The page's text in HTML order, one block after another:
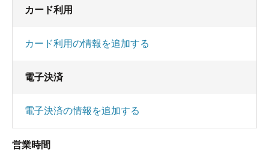
カード利用
カード利用の情報を追加する
電子決済
電子決済の情報を追加する
営業時間